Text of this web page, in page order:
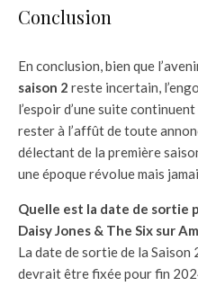
Conclusion
En conclusion, bien que
saison 2 reste incertain,
l’espoir d’une suite
rester à l’affût de toute
délectant de la première
une époque révolue mais
Quelle est la date de sortie
Daisy Jones & The Six sur
La date de sortie de la Saison
devrait être fixée pour fin